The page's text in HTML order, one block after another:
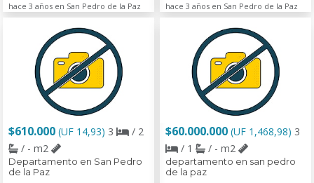
hace 3 años en San Pedro de la Paz hace 3 años en San Pedro de la Paz
$610.000 (UF 14,93) 3
/ 2
/ - m2
Departamento en San Pedro
de la Paz
$60.000.000 (UF 1,468,98) 3
/ 1
/ - m2
departamento en san pedro
de la paz